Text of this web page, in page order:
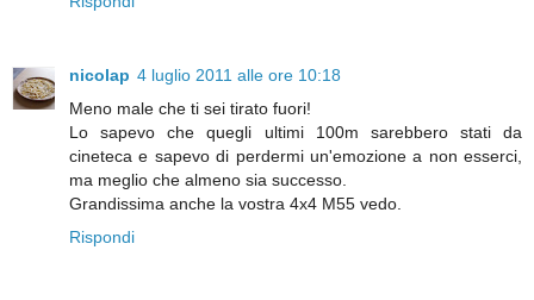
nicolap 4 luglio 2011 alle ore 10:18
Meno male che ti sei tirato fuori!
Lo sapevo che quegli ultimi 100m sarebbero stati da
cineteca e sapevo di perdermi un'emozione a non esserci,
ma meglio che almeno sia successo.
Grandissima anche la vostra 4x4 M55 vedo.
Rispondi